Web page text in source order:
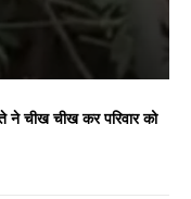
ने चीख चीख कर परिवार को